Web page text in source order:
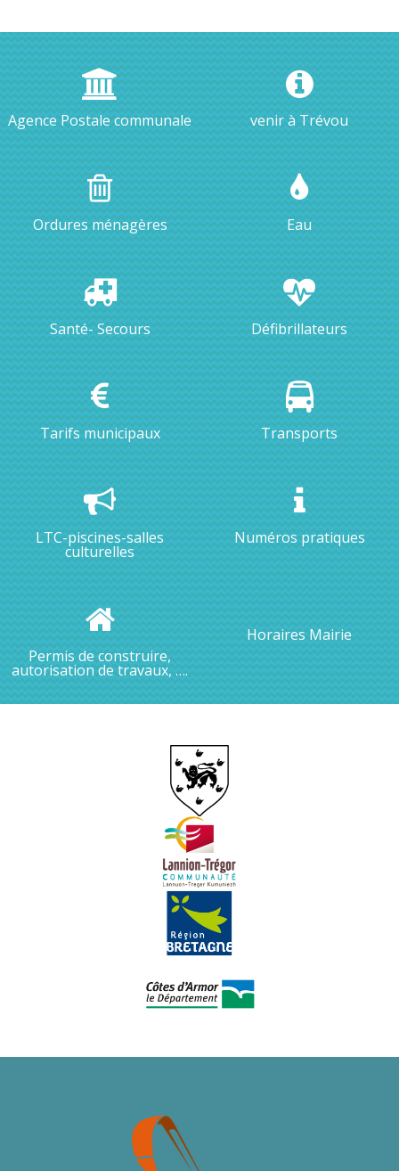
Agence Postale communale venir à Trévou
Ordures ménagères Eau
Santé- Secours Défibrillateurs
Tarifs municipaux Transports
LTC-piscines-salles
culturelles
Numéros pratiques
Permis de construire,
autorisation de travaux, ….
Horaires Mairie